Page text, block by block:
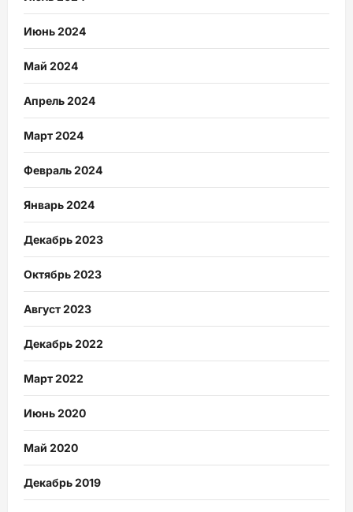
Июнь 2024
Май 2024
Апрель 2024
Март 2024
Февраль 2024
Январь 2024
Декабрь 2023
Октябрь 2023
Август 2023
Декабрь 2022
Март 2022
Июнь 2020
Май 2020
Декабрь 2019